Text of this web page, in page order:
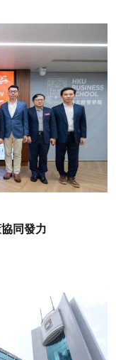
同發力